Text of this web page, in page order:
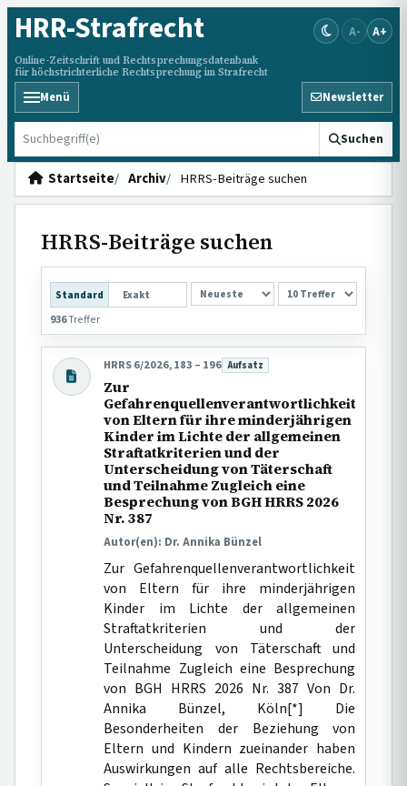
HRR-Strafrecht
Online-Zeitschrift und Rechtsprechungsdatenbank
für höchstrichterliche Rechtsprechung im Strafrecht
A- A+
Menü Newsletter
HRRS durchsuchen Suchen
Startseite Archiv HRRS-Beiträge suchen
HRRS-Beiträge suchen
Standard Exakt
SORTIERUNG
936Treffer
HRRS 6/2026, 183 – 196 Beitragsart:
Aufsatz
Zur
Gefahrenquellenverantwortlichkeit
von Eltern für ihre minderjährigen
Kinder im Lichte der allgemeinen
Straftatkriterien und der
Unterscheidung von Täterschaft
und Teilnahme Zugleich eine
Besprechung von BGH HRRS 2026
Nr. 387
Autor(en): Dr. Annika Bünzel
Zur Gefahrenquellenverantwortlichkeit
von Eltern für ihre minderjährigen
Kinder im Lichte der allgemeinen
Straftatkriterien und der
Unterscheidung von Täterschaft und
Teilnahme Zugleich eine Besprechung
von BGH HRRS 2026 Nr. 387 Von Dr.
Annika Bünzel, Köln[*] Die
Besonderheiten der Beziehung von
Eltern und Kindern zueinander haben
Auswirkungen auf alle Rechtsbereiche.